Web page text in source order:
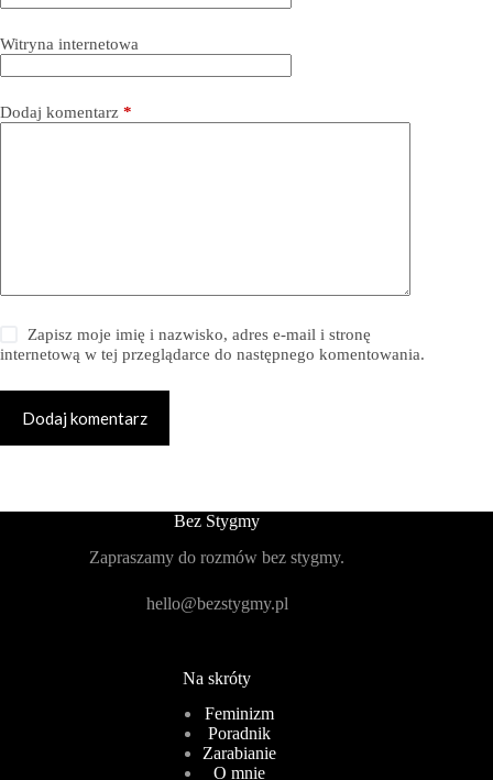
Witryna internetowa
Dodaj komentarz *
Zapisz moje imię i nazwisko, adres e-mail i stronę
internetową w tej przeglądarce do następnego komentowania.
Dodaj komentarz
Bez Stygmy
Zapraszamy do rozmów bez stygmy.
hello@bezstygmy.pl
Na skróty
Feminizm
Poradnik
Zarabianie
O mnie